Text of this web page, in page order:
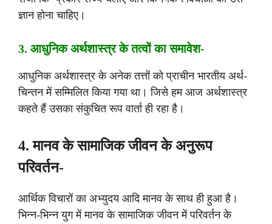
ज्ञान होना चाहिए।
3. आधुनिक अर्थशास्त्र के तत्वों का समावेश-
आधुनिक अर्थशास्त्र के अनेक तत्तों को प्राचीन भारतीय अर्थ-
चिन्तन में सम्मिलित किया गया था। जिसे हम आज अर्थशास्त्र
कहते हैं उसका संकुचित रूप वार्ता ही रहा है।
4. मानव के सामाजिक जीवन के अनुरूप
परिवर्तन-
आर्थिक विचारों का अभ्युदय आदि मानव के साथ ही हुआ है।
भिन्न-भिन्न युग में मानव के सामाजिक जीवन में परिवर्तन के